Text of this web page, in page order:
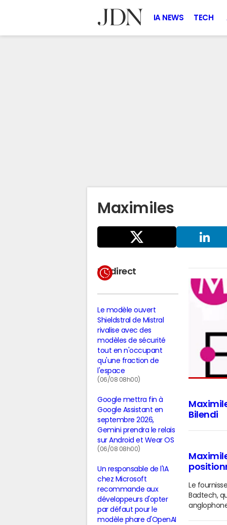
IA NEWS TECH
Maximiles
En direct
Le modèle ouvert
Shieldstral de Mistral
rivalise avec des
modèles de sécurité
tout en n'occupant
qu'une fraction de
l'espace
(06/08 08h00)
Google mettra fin à
Google Assistant en
septembre 2026,
Gemini prendra le relais
sur Android et Wear OS
(06/08 08h00)
Un responsable de l'IA
chez Microsoft
recommande aux
développeurs d'opter
par défaut pour le
modèle phare d'OpenAI
Bilendi
Le
Badtech,